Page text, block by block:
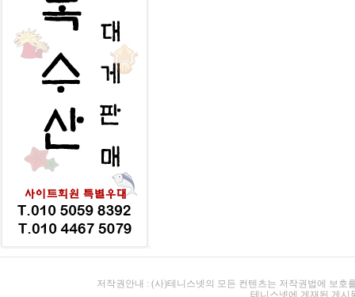
저작권안내 : (사)테니스넷의 모든 컨텐츠는 저작권법에 보
테니스넷에 게재된 게시